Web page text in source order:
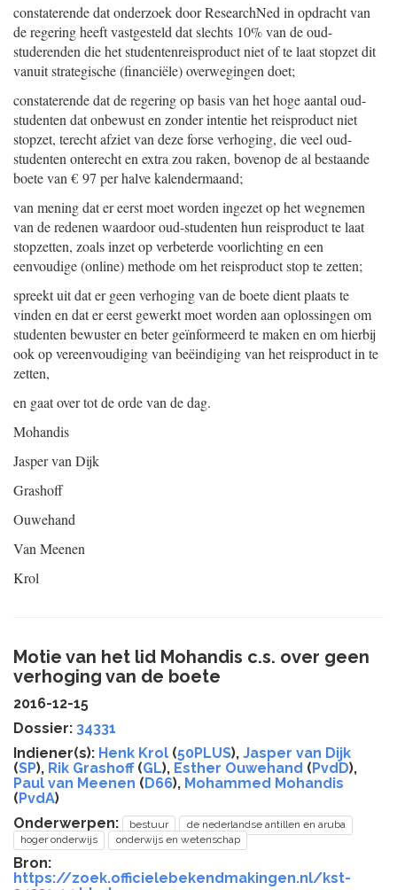
constaterende dat onderzoek door ResearchNed in opdracht van
de regering heeft vastgesteld dat slechts 10% van de oud-
studerenden die het studentenreisproduct niet of te laat stopzet dit
vanuit strategische (financiële) overwegingen doet;
constaterende dat de regering op basis van het hoge aantal oud-
studenten dat onbewust en zonder intentie het reisproduct niet
stopzet, terecht afziet van deze forse verhoging, die veel oud-
studenten onterecht en extra zou raken, bovenop de al bestaande
boete van € 97 per halve kalendermaand;
van mening dat er eerst moet worden ingezet op het wegnemen
van de redenen waardoor oud-studenten hun reisproduct te laat
stopzetten, zoals inzet op verbeterde voorlichting en een
eenvoudige (online) methode om het reisproduct stop te zetten;
spreekt uit dat er geen verhoging van de boete dient plaats te
vinden en dat er eerst gewerkt moet worden aan oplossingen om
studenten bewuster en beter geïnformeerd te maken en om hierbij
ook op vereenvoudiging van beëindiging van het reisproduct in te
zetten,
en gaat over tot de orde van de dag.
Mohandis
Jasper van Dijk
Grashoff
Ouwehand
Van Meenen
Krol
Motie van het lid Mohandis c.s. over geen
verhoging van de boete
2016-12-15
Dossier: 34331
Indiener(s): Henk Krol (50PLUS), Jasper van Dijk
(SP), Rik Grashoff(GL), Esther Ouwehand (PvdD),
Paul van Meenen (D66), Mohammed Mohandis
(PvdA)
Onderwerpen:
bestuur
de nederlandse antillen en aruba
hoger onderwijs
onderwijs en wetenschap
Bron:
https://zoek.officielebekendmakingen.nl/kst-